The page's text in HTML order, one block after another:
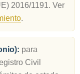
2016/1191. Ver
.
para
Civil